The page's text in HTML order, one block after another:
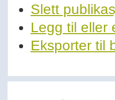
Slett
Legg til eller
Eksporter til